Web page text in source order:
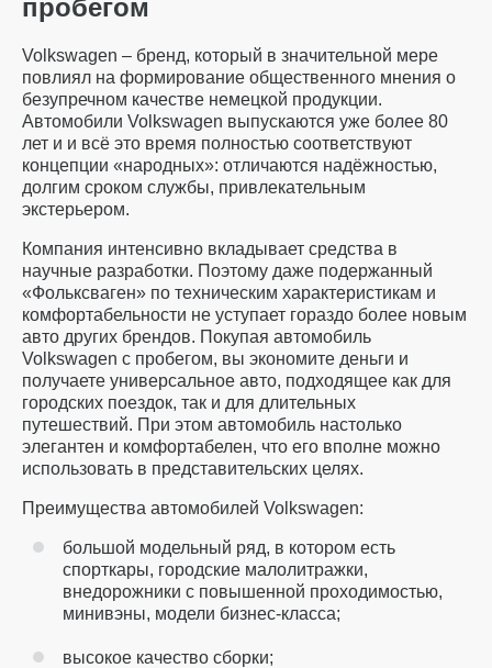
пробегом
Volkswagen – бренд, который в значительной мере
повлиял на формирование общественного мнения о
безупречном качестве немецкой продукции.
Автомобили Volkswagen выпускаются уже более 80
лет и и всё это время полностью соответствуют
концепции «народных»: отличаются надёжностью,
долгим сроком службы, привлекательным
экстерьером.
Компания интенсивно вкладывает средства в
научные разработки. Поэтому даже подержанный
«Фольксваген» по техническим характеристикам и
комфортабельности не уступает гораздо более новым
авто других брендов. Покупая автомобиль
Volkswagen с пробегом, вы экономите деньги и
получаете универсальное авто, подходящее как для
городских поездок, так и для длительных
путешествий. При этом автомобиль настолько
элегантен и комфортабелен, что его вполне можно
использовать в представительских целях.
Преимущества автомобилей Volkswagen:
большой модельный ряд, в котором есть
спорткары, городские малолитражки,
внедорожники с повышенной проходимостью,
минивэны, модели бизнес-класса;
высокое качество сборки;